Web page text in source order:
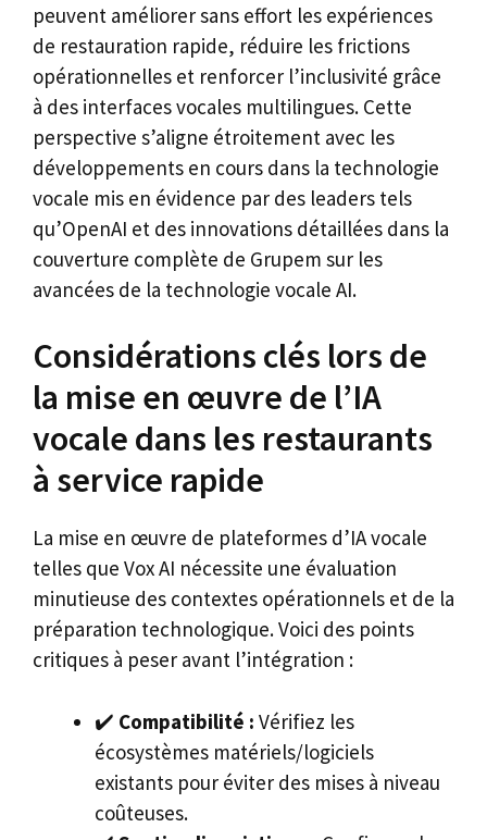
peuvent améliorer sans effort les expériences
de restauration rapide, réduire les frictions
opérationnelles et renforcer l’inclusivité grâce
à des interfaces vocales multilingues. Cette
perspective s’aligne étroitement avec les
développements en cours dans la technologie
vocale mis en évidence par des leaders tels
qu’OpenAI et des innovations détaillées dans la
couverture complète de Grupem sur les
avancées de la technologie vocale AI.
Considérations clés lors de
la mise en œuvre de l’IA
vocale dans les restaurants
à service rapide
La mise en œuvre de plateformes d’IA vocale
telles que Vox AI nécessite une évaluation
minutieuse des contextes opérationnels et de la
préparation technologique. Voici des points
critiques à peser avant l’intégration :
✔️ Compatibilité : Vérifiez les
écosystèmes matériels/logiciels
existants pour éviter des mises à niveau
coûteuses.